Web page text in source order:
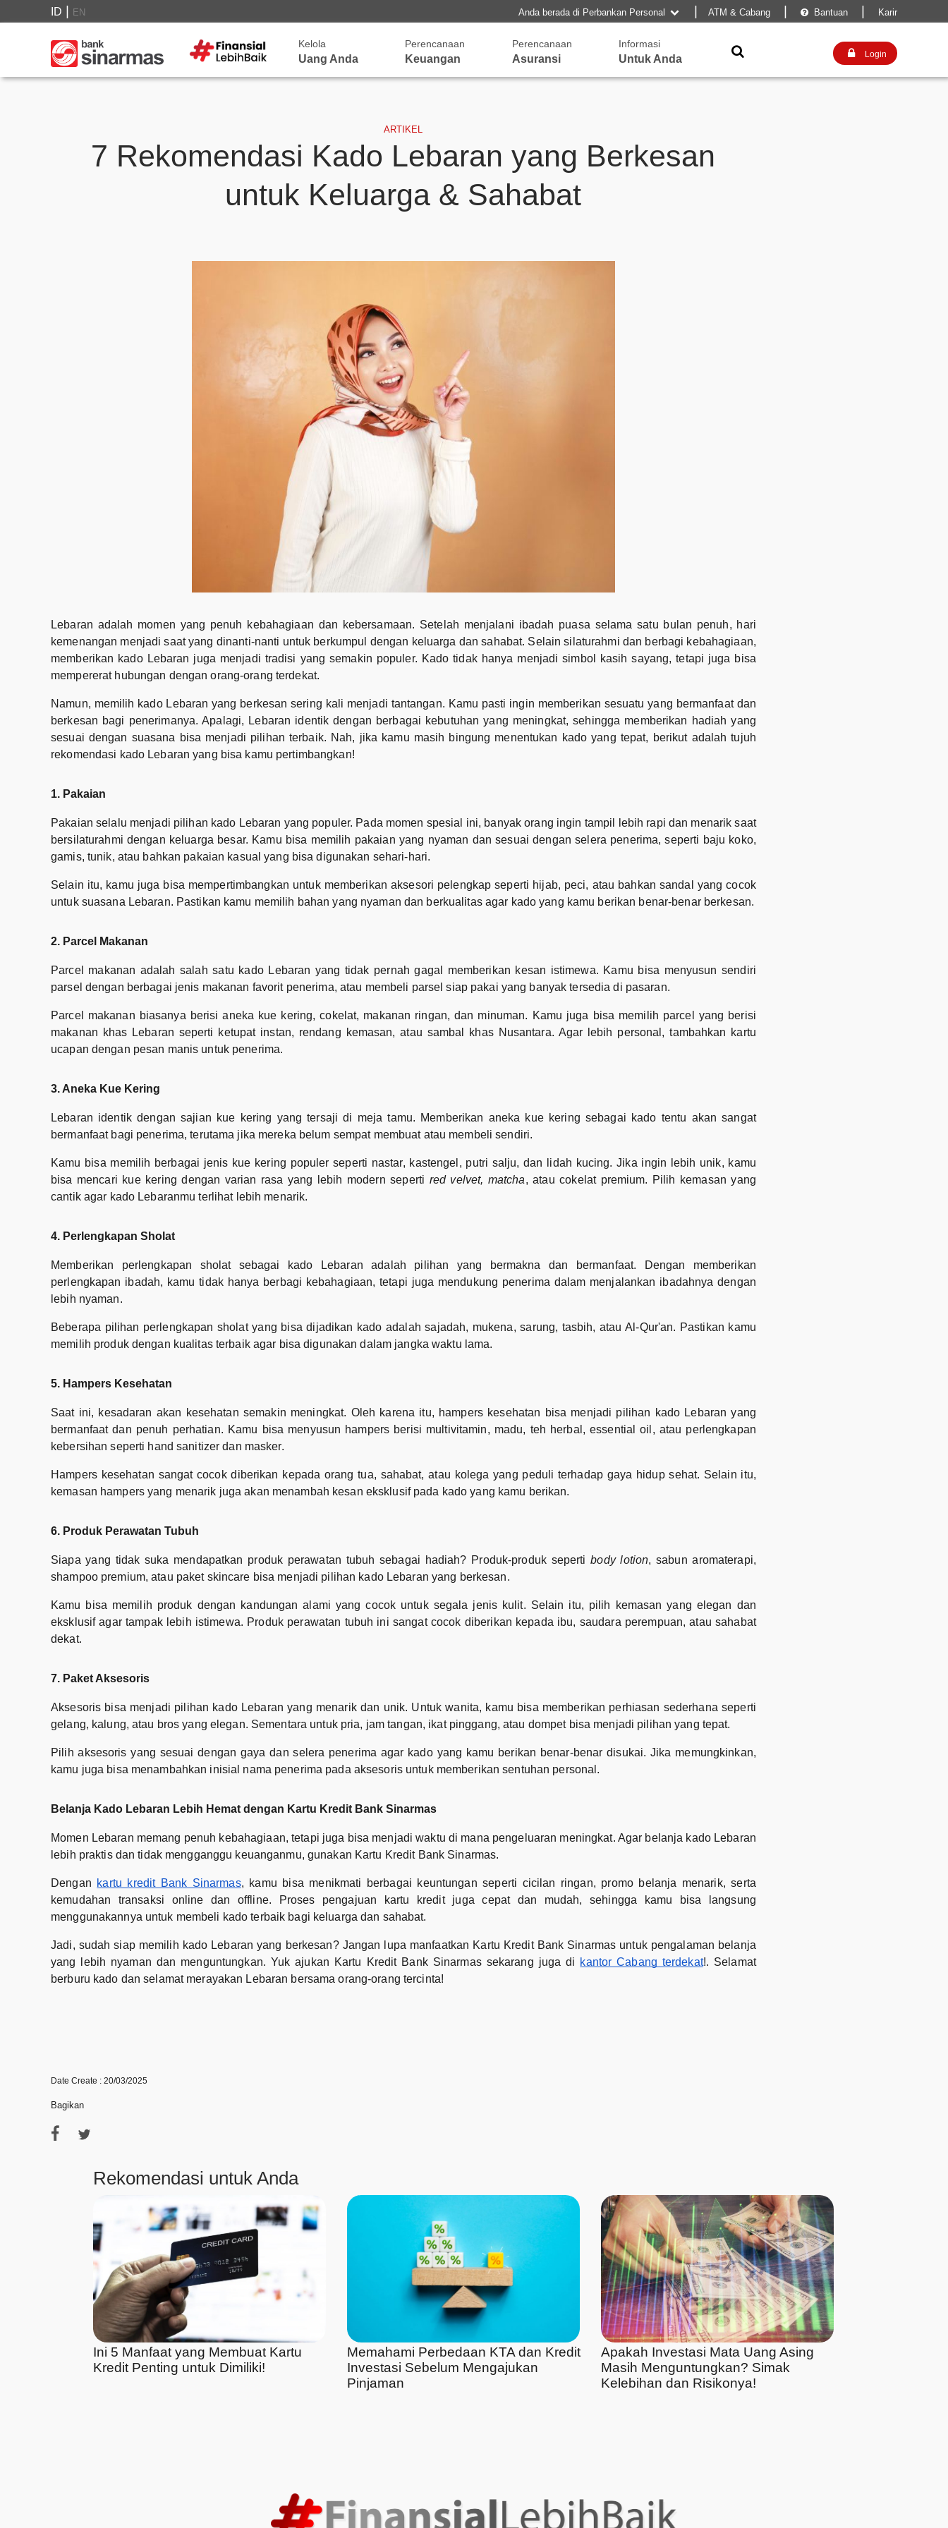
ID EN Anda berada di Perbankan Personal  |ATM & Cabang  Bantuan Karir
Kelola
Uang Anda
Perencanaan
Keuangan
Perencanaan
Asuransi
Informasi
Untuk Anda
  Login
ARTIKEL
7 Rekomendasi Kado Lebaran yang Berkesan
untuk Keluarga & Sahabat
Lebaran adalah momen yang penuh kebahagiaan dan kebersamaan. Setelah menjalani ibadah puasa selama satu bulan penuh, hari
kemenangan menjadi saat yang dinanti-nanti untuk berkumpul dengan keluarga dan sahabat. Selain silaturahmi dan berbagi kebahagiaan,
memberikan kado Lebaran juga menjadi tradisi yang semakin populer. Kado tidak hanya menjadi simbol kasih sayang, tetapi juga bisa
mempererat hubungan dengan orang-orang terdekat.
Namun, memilih kado Lebaran yang berkesan sering kali menjadi tantangan. Kamu pasti ingin memberikan sesuatu yang bermanfaat dan
berkesan bagi penerimanya. Apalagi, Lebaran identik dengan berbagai kebutuhan yang meningkat, sehingga memberikan hadiah yang
sesuai dengan suasana bisa menjadi pilihan terbaik. Nah, jika kamu masih bingung menentukan kado yang tepat, berikut adalah tujuh
rekomendasi kado Lebaran yang bisa kamu pertimbangkan!
1. Pakaian
Pakaian selalu menjadi pilihan kado Lebaran yang populer. Pada momen spesial ini, banyak orang ingin tampil lebih rapi dan menarik saat
bersilaturahmi dengan keluarga besar. Kamu bisa memilih pakaian yang nyaman dan sesuai dengan selera penerima, seperti baju koko,
gamis, tunik, atau bahkan pakaian kasual yang bisa digunakan sehari-hari.
Selain itu, kamu juga bisa mempertimbangkan untuk memberikan aksesori pelengkap seperti hijab, peci, atau bahkan sandal yang cocok
untuk suasana Lebaran. Pastikan kamu memilih bahan yang nyaman dan berkualitas agar kado yang kamu berikan benar-benar berkesan.
2. Parcel Makanan
Parcel makanan adalah salah satu kado Lebaran yang tidak pernah gagal memberikan kesan istimewa. Kamu bisa menyusun sendiri
parsel dengan berbagai jenis makanan favorit penerima, atau membeli parsel siap pakai yang banyak tersedia di pasaran.
Parcel makanan biasanya berisi aneka kue kering, cokelat, makanan ringan, dan minuman. Kamu juga bisa memilih parcel yang berisi
makanan khas Lebaran seperti ketupat instan, rendang kemasan, atau sambal khas Nusantara. Agar lebih personal, tambahkan kartu
ucapan dengan pesan manis untuk penerima.
3. Aneka Kue Kering
Lebaran identik dengan sajian kue kering yang tersaji di meja tamu. Memberikan aneka kue kering sebagai kado tentu akan sangat
bermanfaat bagi penerima, terutama jika mereka belum sempat membuat atau membeli sendiri.
Kamu bisa memilih berbagai jenis kue kering populer seperti nastar, kastengel, putri salju, dan lidah kucing. Jika ingin lebih unik, kamu
bisa mencari kue kering dengan varian rasa yang lebih modern seperti red velvet, matcha, atau cokelat premium. Pilih kemasan yang
cantik agar kado Lebaranmu terlihat lebih menarik.
4. Perlengkapan Sholat
Memberikan perlengkapan sholat sebagai kado Lebaran adalah pilihan yang bermakna dan bermanfaat. Dengan memberikan
perlengkapan ibadah, kamu tidak hanya berbagi kebahagiaan, tetapi juga mendukung penerima dalam menjalankan ibadahnya dengan
lebih nyaman.
Beberapa pilihan perlengkapan sholat yang bisa dijadikan kado adalah sajadah, mukena, sarung, tasbih, atau Al-Qur'an. Pastikan kamu
memilih produk dengan kualitas terbaik agar bisa digunakan dalam jangka waktu lama.
5. Hampers Kesehatan
Saat ini, kesadaran akan kesehatan semakin meningkat. Oleh karena itu, hampers kesehatan bisa menjadi pilihan kado Lebaran yang
bermanfaat dan penuh perhatian. Kamu bisa menyusun hampers berisi multivitamin, madu, teh herbal, essential oil, atau perlengkapan
kebersihan seperti hand sanitizer dan masker.
Hampers kesehatan sangat cocok diberikan kepada orang tua, sahabat, atau kolega yang peduli terhadap gaya hidup sehat. Selain itu,
kemasan hampers yang menarik juga akan menambah kesan eksklusif pada kado yang kamu berikan.
6. Produk Perawatan Tubuh
Siapa yang tidak suka mendapatkan produk perawatan tubuh sebagai hadiah? Produk-produk sepertibody lotion, sabun aromaterapi,
shampoo premium, atau paket skincare bisa menjadi pilihan kado Lebaran yang berkesan.
Kamu bisa memilih produk dengan kandungan alami yang cocok untuk segala jenis kulit. Selain itu, pilih kemasan yang elegan dan
eksklusif agar tampak lebih istimewa. Produk perawatan tubuh ini sangat cocok diberikan kepada ibu, saudara perempuan, atau sahabat
dekat.
7. Paket Aksesoris
Aksesoris bisa menjadi pilihan kado Lebaran yang menarik dan unik. Untuk wanita, kamu bisa memberikan perhiasan sederhana seperti
gelang, kalung, atau bros yang elegan. Sementara untuk pria, jam tangan, ikat pinggang, atau dompet bisa menjadi pilihan yang tepat.
Pilih aksesoris yang sesuai dengan gaya dan selera penerima agar kado yang kamu berikan benar-benar disukai. Jika memungkinkan,
kamu juga bisa menambahkan inisial nama penerima pada aksesoris untuk memberikan sentuhan personal.
Belanja Kado Lebaran Lebih Hemat dengan Kartu Kredit Bank Sinarmas
Momen Lebaran memang penuh kebahagiaan, tetapi juga bisa menjadi waktu di mana pengeluaran meningkat. Agar belanja kado Lebaran
lebih praktis dan tidak mengganggu keuanganmu, gunakan Kartu Kredit Bank Sinarmas.
Dengan kartu kredit Bank Sinarmas, kamu bisa menikmati berbagai keuntungan seperti cicilan ringan, promo belanja menarik, serta
kemudahan transaksi online dan offline. Proses pengajuan kartu kredit juga cepat dan mudah, sehingga kamu bisa langsung
menggunakannya untuk membeli kado terbaik bagi keluarga dan sahabat.
Jadi, sudah siap memilih kado Lebaran yang berkesan? Jangan lupa manfaatkan Kartu Kredit Bank Sinarmas untuk pengalaman belanja
yang lebih nyaman dan menguntungkan. Yuk ajukan Kartu Kredit Bank Sinarmas sekarang juga di kantor Cabang terdekat!. Selamat
berburu kado dan selamat merayakan Lebaran bersama orang-orang tercinta!
Date Create : 20/03/2025
Bagikan
Rekomendasi untuk Anda
Ini 5 Manfaat yang Membuat Kartu
Kredit Penting untuk Dimiliki!
Memahami Perbedaan KTA dan Kredit
Investasi Sebelum Mengajukan
Pinjaman
Apakah Investasi Mata Uang Asing
Masih Menguntungkan? Simak
Kelebihan dan Risikonya!